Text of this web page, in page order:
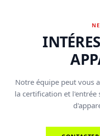
Notre équipe peut vous
la certification et l'entrée